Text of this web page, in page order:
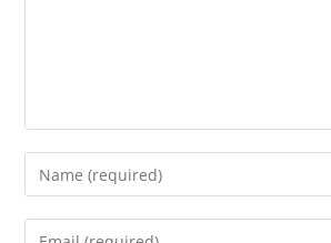
Enter
your
name
Enter